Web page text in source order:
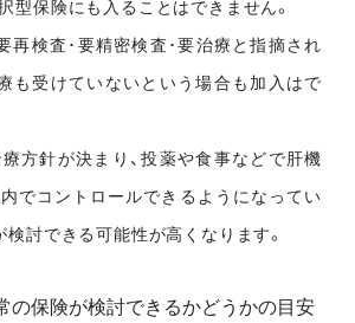
型保険にも入ることはできません。
再検査･要精密検査･要治療と指摘され
も受けていないという場合も加入はで
方針が決まり、投薬や食事などで肝機
でコントロールできるようになってい
検討できる可能性が高くなります。
常の保険が検討できるかどうかの目安